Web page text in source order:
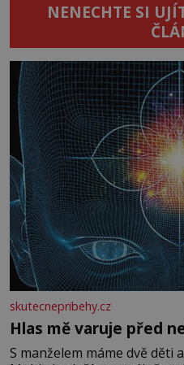
NENECHTE SI
skutecnepribehy.cz
Hlas mě varuje před
S manželem máme dvě děti